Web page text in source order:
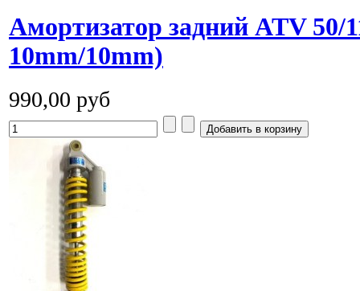
Амортизатор задний ATV 50/
10mm/10mm)
990,00 руб